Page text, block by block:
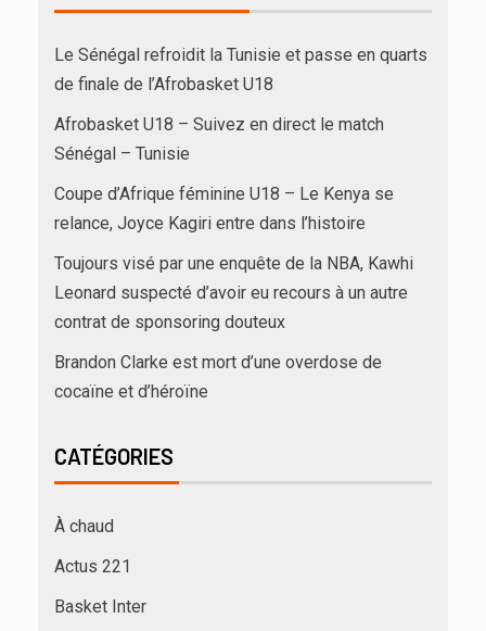
Le Sénégal refroidit la Tunisie et passe en quarts
de finale de l’Afrobasket U18
Afrobasket U18 – Suivez en direct le match
Sénégal – Tunisie
Coupe d’Afrique féminine U18 – Le Kenya se
relance, Joyce Kagiri entre dans l’histoire
Toujours visé par une enquête de la NBA, Kawhi
Leonard suspecté d’avoir eu recours à un autre
contrat de sponsoring douteux
Brandon Clarke est mort d’une overdose de
cocaïne et d’héroïne
CATÉGORIES
À chaud
Actus 221
Basket Inter